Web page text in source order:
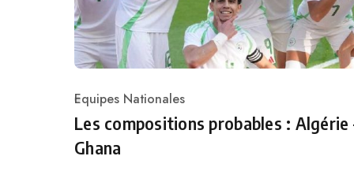
Category
Equipes Nationales
Les compositions probables : Algérie
Ghana